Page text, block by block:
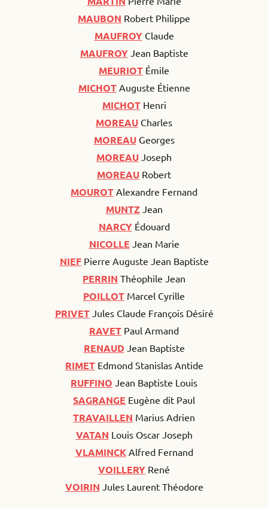
MAUBON Robert Philippe
MAUFROYClaude
MAUFROY Jean Baptiste
MEURIOT Émile
MICHOTAuguste Étienne
MICHOT Henri
MOREAU Charles
MOREAU Georges
MOREAU Joseph
MOREAU Robert
MOUROT Alexandre Fernand
MUNTZ Jean
NARCY Édouard
NICOLLE Jean Marie
NIEF Pierre Auguste Jean Baptiste
PERRIN Théophile Jean
POILLOT Marcel Cyrille
PRIVET Jules Claude François Désiré
RAVET Paul Armand
RENAUD Jean Baptiste
RIMETEdmond Stanislas Antide
RUFFINO Jean Baptiste Louis
SAGRANGE Eugène dit Paul
TRAVAILLEN Marius Adrien
VATAN Louis Oscar Joseph
VLAMINCK Alfred Fernand
VOILLERY René
VOIRIN Jules Laurent Théodore